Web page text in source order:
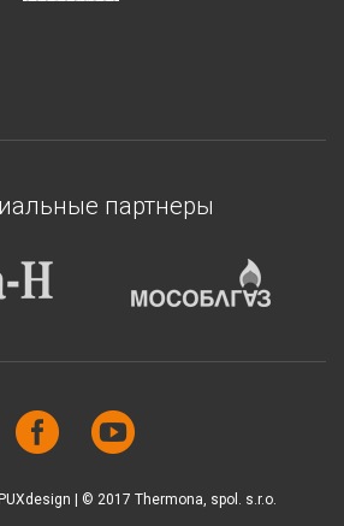
партнеры
| © 2017 Thermona, spol. s.r.o.